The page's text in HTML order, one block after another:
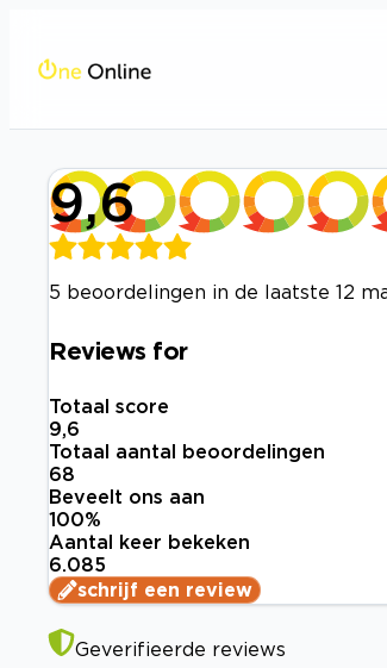
9,6
5 beoordelingen in de laatste 12
Reviews for
Totaal score
9,6
Totaal aantal beoordelingen
68
Beveelt ons aan
100%
Aantal keer bekeken
6.085
schrijf een review
Geverifieerde reviews